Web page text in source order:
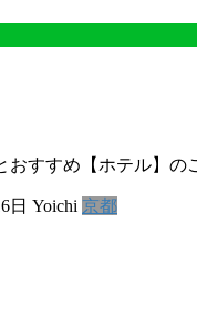
おすすめ【ホテル】
日 Yoichi 京都